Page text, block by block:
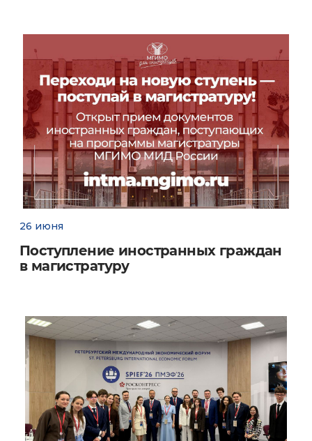
26 июня
Поступление иностранных граждан
в магистратуру